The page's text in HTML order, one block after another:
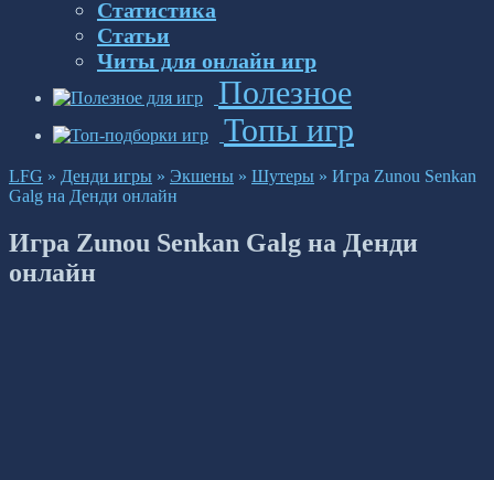
Статистика
Статьи
Читы для онлайн игр
Полезное
Топы игр
LFG » Денди игры » Экшены » Шутеры » Игра Zunou Senkan
Galg на Денди онлайн
Игра Zunou Senkan Galg на Денди
онлайн